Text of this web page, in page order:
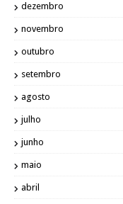
dezembro
novembro
outubro
setembro
agosto
julho
junho
maio
abril